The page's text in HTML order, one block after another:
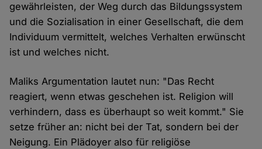
gewährleisten, der Weg durch das Bildungssystem
und die Sozialisation in einer Gesellschaft, die dem
Individuum vermittelt, welches Verhalten erwünscht
ist und welches nicht.
Maliks Argumentation lautet nun: "Das Recht
reagiert, wenn etwas geschehen ist. Religion will
verhindern, dass es überhaupt so weit kommt." Sie
setze früher an: nicht bei der Tat, sondern bei der
Neigung. Ein Plädoyer also für religiöse